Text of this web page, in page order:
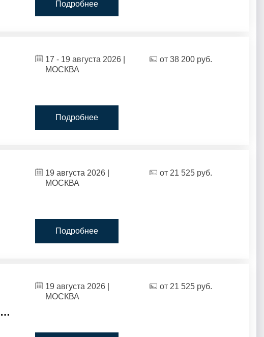
Подробнее
17 - 19 августа 2026 |
МОСКВА
от38 200 руб.
Подробнее
19 августа 2026 |
МОСКВА
от 21 525 руб.
Подробнее
19 августа 2026 |
МОСКВА
от 21 525 руб.